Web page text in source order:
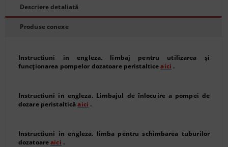
Descriere detaliată
Produse conexe
Instructiuni in engleza. limbaj pentru utilizarea și
funcționarea pompelor dozatoare peristalticeaici .
Instructiuni in engleza. Limbajul de înlocuire a pompei de
dozare peristalticăaici .
Instructiuni in engleza. limba pentru schimbarea tuburilor
dozatoareaici .